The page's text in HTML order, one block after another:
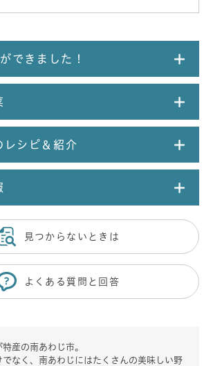
できました！
レシピ＆紹介
見つからないときは
よくある質問と回答
産の南あわじ市。
でなく、南あわじにはたくさんの美味しい野